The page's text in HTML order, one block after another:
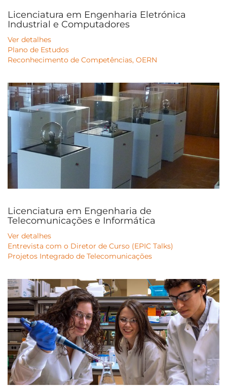
Licenciatura em Engenharia Eletrónica
Industrial e Computadores
Ver detalhes
Plano de Estudos
Reconhecimento de Competências, OERN
Licenciatura em Engenharia de
Telecomunicações e Informática
Ver detalhes
Entrevista com o Diretor de Curso (EPIC Talks)
Projetos Integrado de Telecomunicações